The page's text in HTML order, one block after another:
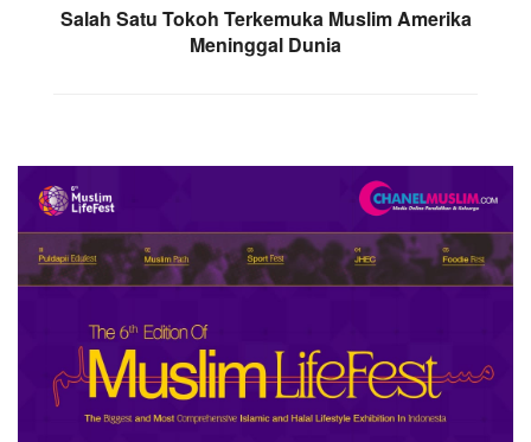
Salah Satu Tokoh Terkemuka Muslim Amerika
Meninggal Dunia